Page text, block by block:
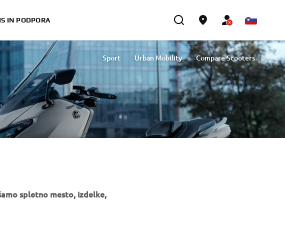
IN PODPORA
Sport Urban Mobility Compare Scooters
GLASILO
spletno mesto, izdelke,